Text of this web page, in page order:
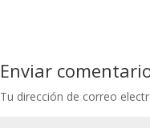
Enviar
Tu dirección de correo